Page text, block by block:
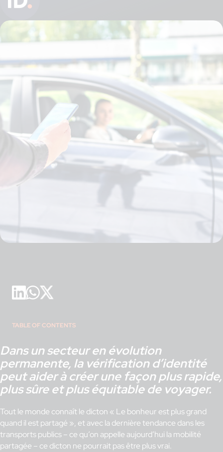
TABLE OF CONTENTS
Dans un secteur en évolution
permanente, la vérification d’identité
peut aider à créer une façon plus rapide,
plus sûre et plus équitable de voyager.
Tout le monde connaît le dicton « Le bonheur est plus grand
quand il est partagé », et avec la dernière tendance dans les
transports publics – ce qu’on appelle aujourd’hui la mobilité
partagée – ce dicton ne pourrait pas être plus vrai.